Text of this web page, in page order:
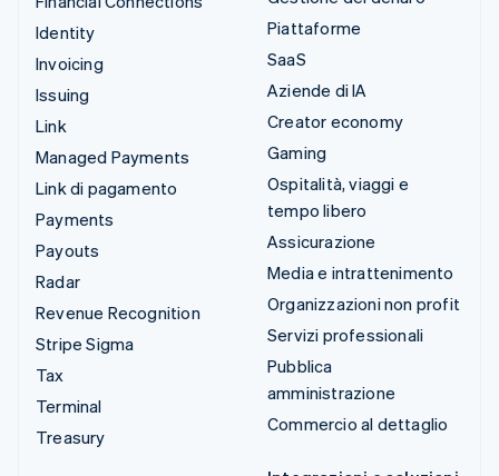
Identity
Invoicing
Issuing
Link
Managed Payments
Link di pagamento
Payments
Payouts
Radar
Revenue Recognition
Stripe Sigma
Tax
Terminal
Treasury
Piattaforme
SaaS
Aziende di IA
Creator economy
Gaming
Ospitalità, viaggi e
tempo libero
Assicurazione
Media e intrattenimento
Organizzazioni non profit
Servizi professionali
Pubblica
amministrazione
Commercio al dettaglio